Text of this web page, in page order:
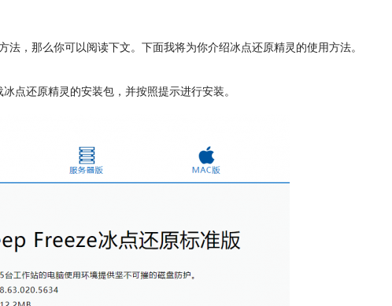
，那么你可以阅读下文。下面我将为你介绍冰点还原精灵的使用方法。
冰点还原精灵的安装包，并按照提示进行安装。